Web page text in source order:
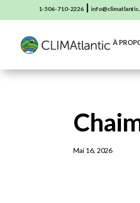
1-506-710-2226 |
À
Mai 16, 2026